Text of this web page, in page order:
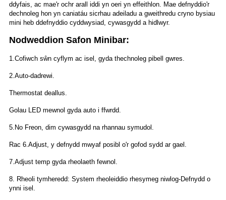
ddyfais, ac mae'r ochr arall iddi yn oeri yn effeithlon. Mae defnyddio'r
dechnoleg hon yn caniatáu sicrhau adeiladu a gweithredu cryno bysiau
mini heb ddefnyddio cyddwysiad, cywasgydd a hidlwyr.
Nodweddion Safon Minibar:
1.Cofiwch sŵn cyflym ac isel, gyda thechnoleg pibell gwres.
2.Auto-dadrewi.
Thermostat deallus.
Golau LED mewnol gyda auto i ffwrdd.
5.No Freon, dim cywasgydd na rhannau symudol.
Rac 6.Adjust, y defnydd mwyaf posibl o'r gofod sydd ar gael.
7.Adjust temp gyda rheolaeth fewnol.
8. Rheoli tymheredd: System rheoleiddio rhesymeg niwlog-Defnydd o
ynni isel.